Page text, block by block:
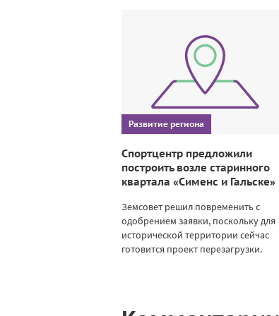
Развитие региона
Спортцентр предложили
построить возле старинного
квартала «Сименс и Гальске»
Земсовет решил повременить с
одобрением заявки, поскольку для
исторической территории сейчас
готовится проект перезагрузки.